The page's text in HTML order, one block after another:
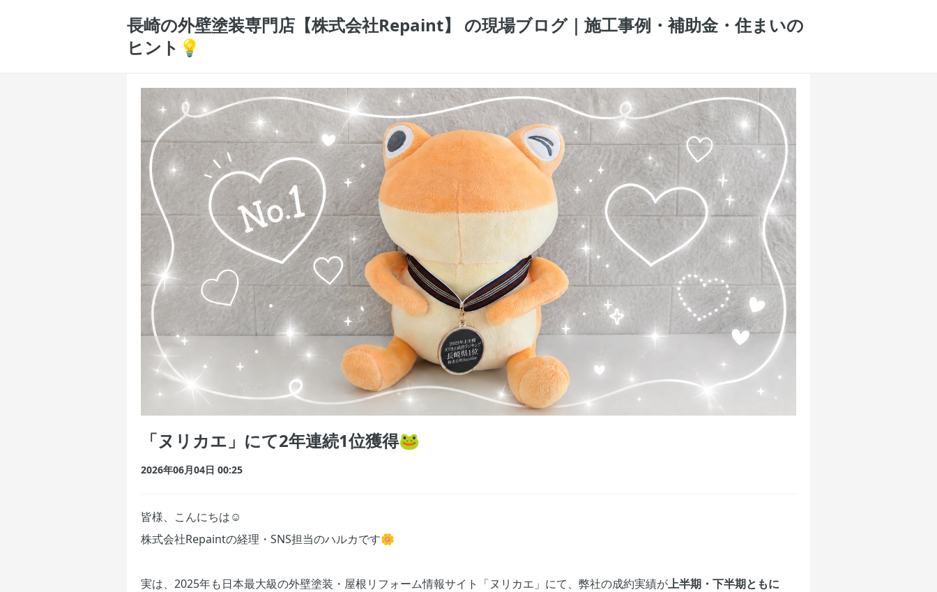
長崎の外壁塗装専門店【株式会社Repaint】 の現場ブログ｜施工事例・補助金・住まいの
ヒント💡
「ヌリカエ」にて2年連続1位獲得🐸
2026年06月04日 00:25
皆様、こんにちは☺️
株式会社Repaintの経理・SNS担当のハルカです🌼
実は、2025年も日本最大級の外壁塗装・屋根リフォーム情報サイト「ヌリカエ」にて、弊社の成約実績が上半期・下半期ともに